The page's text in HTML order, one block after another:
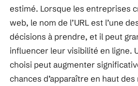
estimé. Lorsque les entreprises
web, le nom de l’URL est l’une
décisions à prendre, et il peut
influencer leur visibilité en ligne.
choisi peut augmenter
chances d’apparaître en haut